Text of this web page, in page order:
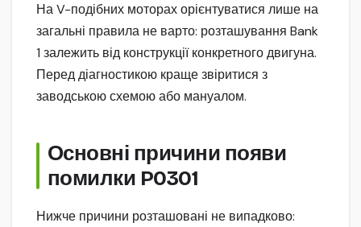
На V-подібних моторах орієнтуватися лише на
загальні правила не варто: розташування Bank
1 залежить від конструкції конкретного двигуна.
Перед діагностикою краще звіритися з
заводською схемою або мануалом.
Основні причини появи
помилки P0301
Нижче причини розташовані не випадково: